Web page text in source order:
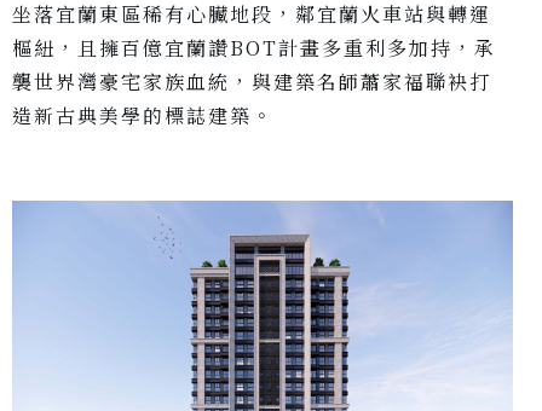
坐落宜蘭東區稀有心臟地段，鄰宜蘭火車站與轉運
樞紐，且擁百億宜蘭讚BOT計畫多重利多加持，承
襲世界灣豪宅家族血統，與建築名師蕭家福聯袂打
造新古典美學的標誌建築。